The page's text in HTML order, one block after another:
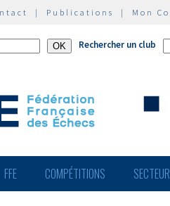
| Publications | Mon
Rechercher un club
FFE COMPÉTITIONS